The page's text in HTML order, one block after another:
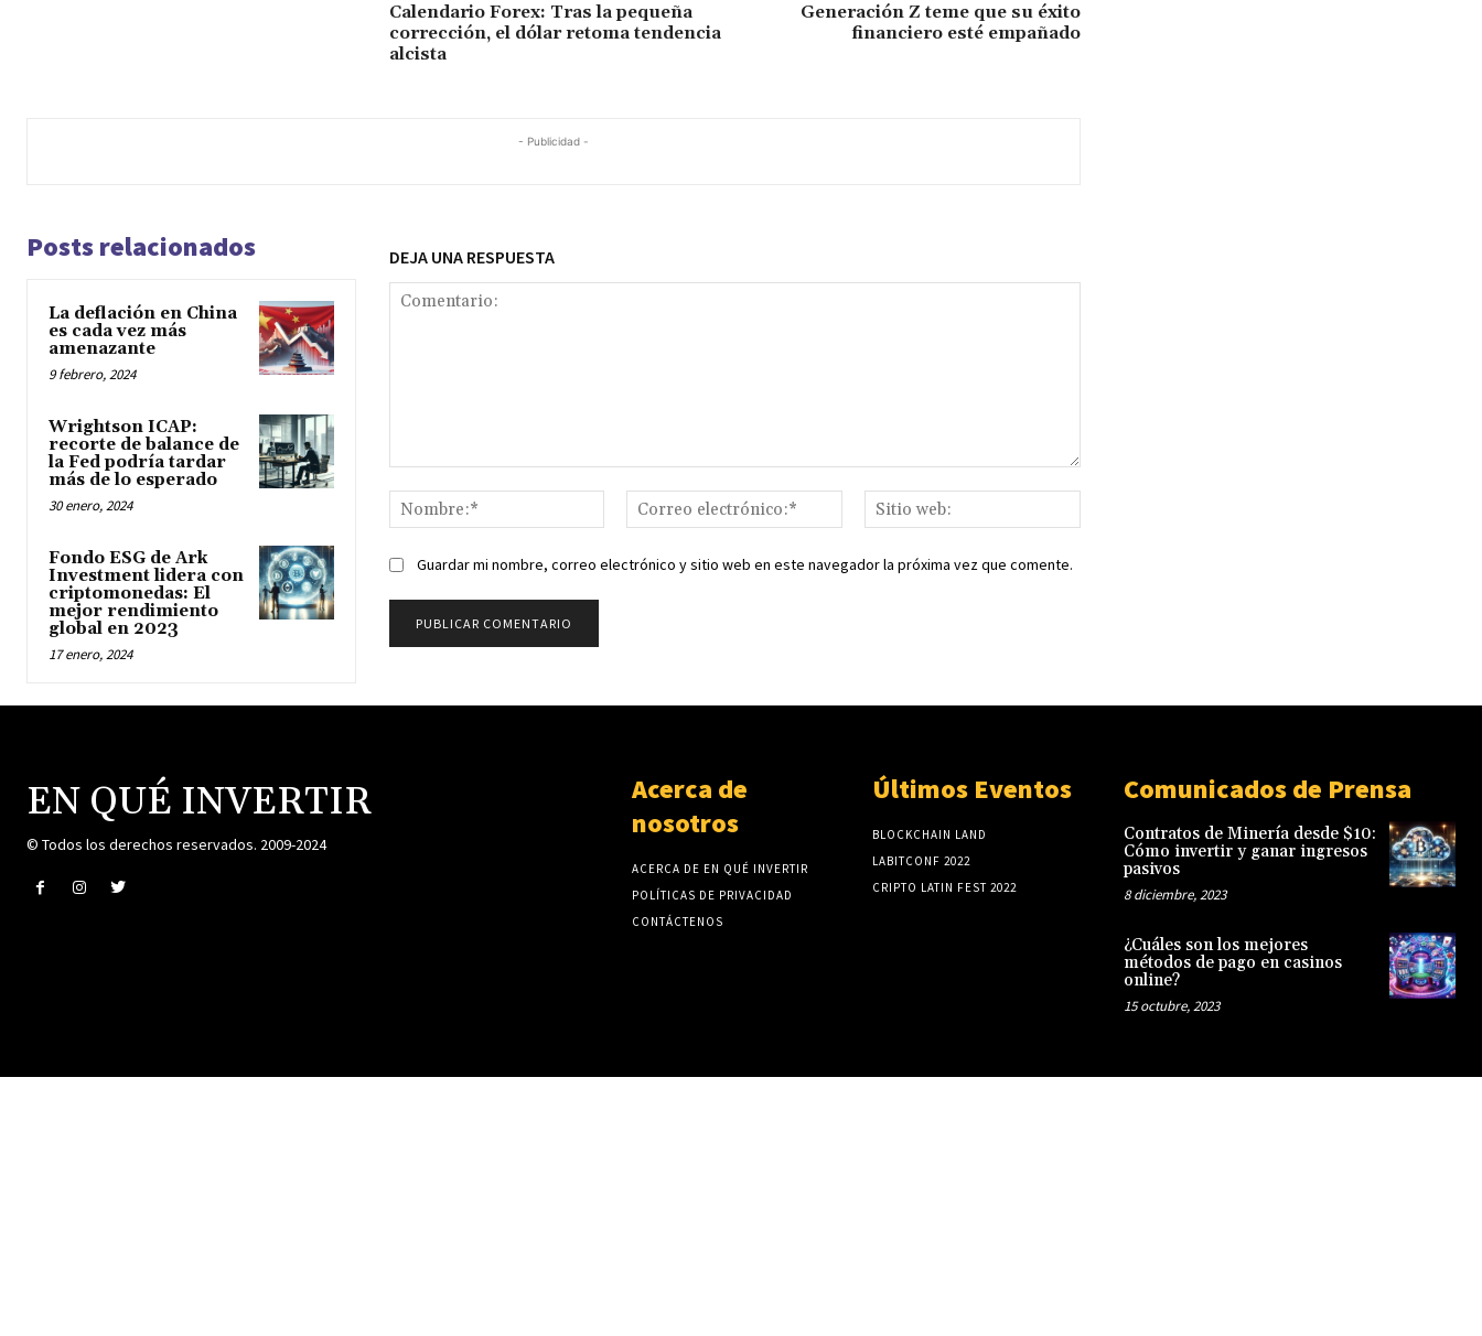
Calendario Forex: Tras la pequeña
corrección, el dólar retoma tendencia
alcista
Generación Z teme que su éxito
financiero esté empañado
- Publicidad -
Posts relacionados
La deflación en China
es cada vez más
amenazante
9 febrero, 2024
Wrightson ICAP:
recorte de balance de
la Fed podría tardar
más de lo esperado
30 enero, 2024
Fondo ESG de Ark
Investment lidera con
criptomonedas: El
mejor rendimiento
global en 2023
17 enero, 2024
DEJA UNA RESPUESTA
Nombre:*
Correo
electrónico:*
web:
Guardar mi nombre, correo electrónico y sitio web en este navegador la próxima vez que comente.
EN QUÉ INVERTIR
© Todos los derechos reservados. 2009-2024
Acerca de
nosotros
ACERCA DE EN QUÉ INVERTIR
POLÍTICAS DE PRIVACIDAD
CONTÁCTENOS
Últimos Eventos
BLOCKCHAIN LAND
LABITCONF 2022
CRIPTO LATIN FEST 2022
Comunicados de Prensa
Contratos de Minería desde $10:
Cómo invertir y ganar ingresos
pasivos
8 diciembre, 2023
¿Cuáles son los mejores
métodos de pago en casinos
online?
15 octubre, 2023